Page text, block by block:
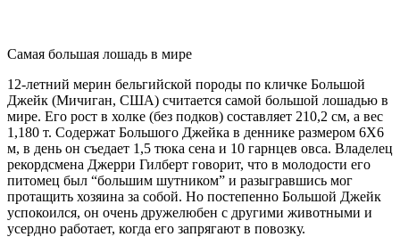
Самая большая лошадь в мире
12-летний мерин бельгийской породы по кличке Большой
Джейк (Мичиган, США) считается самой большой лошадью в
мире. Его рост в холке (без подков) составляет 210,2 см, а вес
1,180 т. Содержат Большого Джейка в деннике размером 6Х6
м, в день он съедает 1,5 тюка сена и 10 гарнцев овса. Владелец
рекордсмена Джерри Гилберт говорит, что в молодости его
питомец был “большим шутником” и разыгравшись мог
протащить хозяина за собой. Но постепенно Большой Джейк
успокоился, он очень дружелюбен с другими животными и
усердно работает, когда его запрягают в повозку.